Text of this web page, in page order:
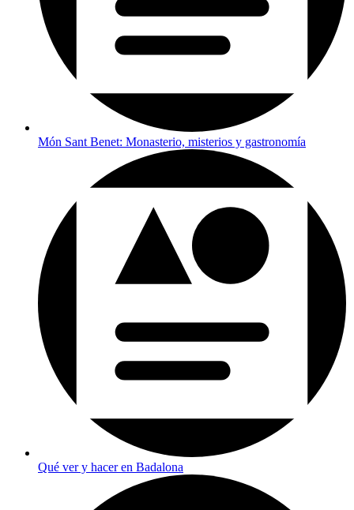
Món Sant Benet: Monasterio, misterios y gastronomía
Qué ver y hacer en Badalona